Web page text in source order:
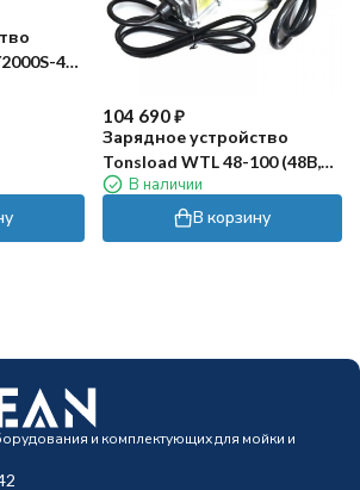
48-
104 690₽
Зарядное устройство
Tonsload WTL 48-100 (48В,
100А, литий)
В наличии
В корзину
и комплектующих для мойки и